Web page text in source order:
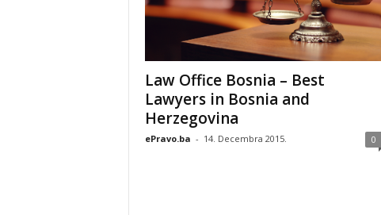
Law Office Bosnia – Best
Lawyers in Bosnia and
Herzegovina
ePravo.ba - 14. Decembra 2015. 0